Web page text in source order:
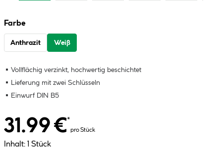
Farbe
Anthrazit Weiß
Vollflächig verzinkt, hochwertig beschichtet
Lieferung mit zwei Schlüsseln
Einwurf DIN B5
31.99 €*
pro Stück
Inhalt: 1 Stück